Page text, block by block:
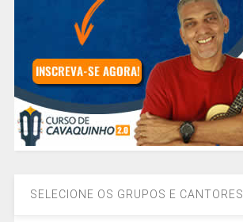
SELECIONE OS GRUPOS E CANTORES